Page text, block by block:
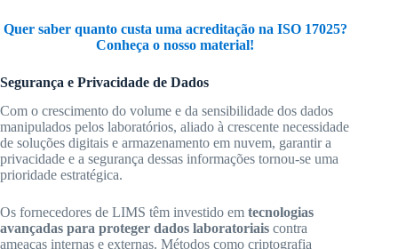
Quer saber quanto custa uma acreditação na ISO 17025?
Conheça o nosso material!
Segurança e Privacidade de Dados
Com o crescimento do volume e da sensibilidade dos dados
manipulados pelos laboratórios, aliado à crescente necessidade
de soluções digitais e armazenamento em nuvem, garantir a
privacidade e a segurança dessas informações tornou-se uma
prioridade estratégica.
Os fornecedores de LIMS têm investido em tecnologias
avançadas para proteger dados laboratoriais contra
ameaças internas e externas. Métodos como criptografia